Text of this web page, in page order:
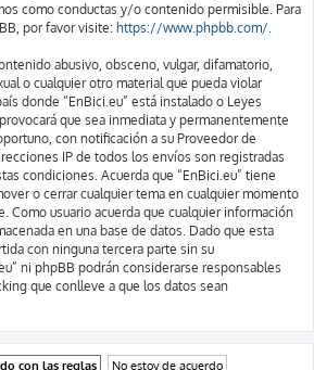
como conductas y/o contenido permisible. Para
por favor visite: https://www.phpbb.com/.
abusivo, obsceno, vulgar, difamatorio,
o cualquier otro material que pueda violar
donde “EnBici.eu” está instalado o Leyes
que sea inmediata y permanentemente
con notificación a su Proveedor de
IP de todos los envíos son registradas
condiciones. Acuerda que “EnBici.eu” tiene
o cerrar cualquier tema en cualquier momento
Como usuario acuerda que cualquier información
en una base de datos. Dado que esta
con ninguna tercera parte sin su
ni phpBB podrán considerarse responsables
que conlleve a que los datos sean